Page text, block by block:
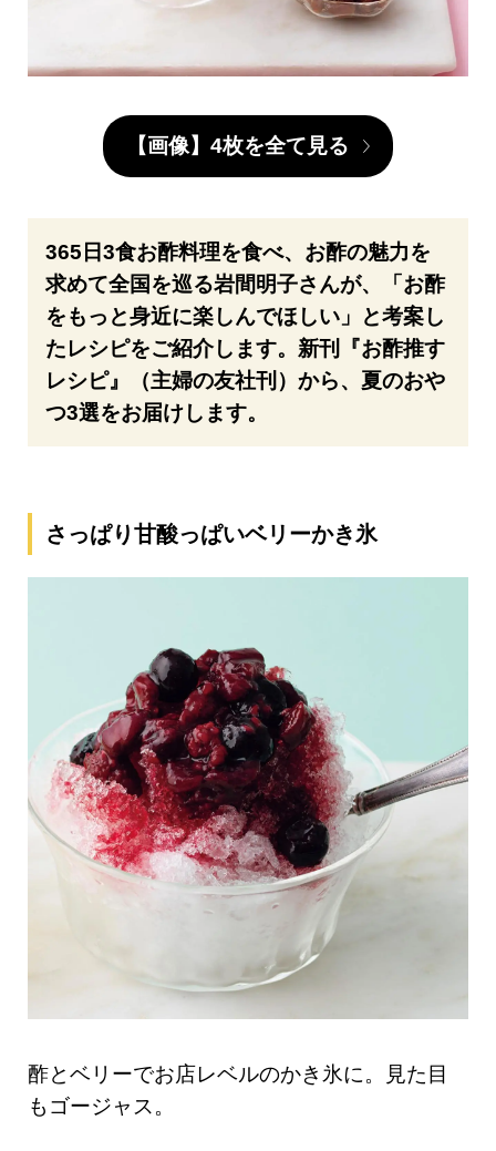
【画像】4枚を全て見る
365日3食お酢料理を食べ、お酢の魅力を
求めて全国を巡る岩間明子さんが、「お酢
をもっと身近に楽しんでほしい」と考案し
たレシピをご紹介します。新刊『お酢推す
レシピ』（主婦の友社刊）から、夏のおや
つ3選をお届けします。
さっぱり甘酸っぱいベリーかき氷
酢とベリーでお店レベルのかき氷に。見た目
もゴージャス。